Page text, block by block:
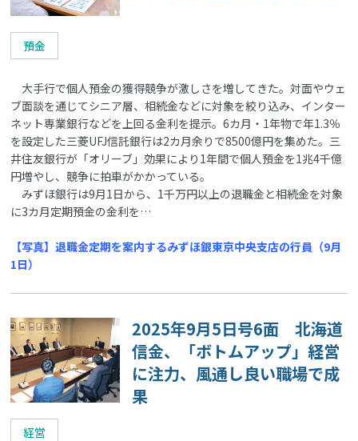
預金
大手行で個人預金の獲得競争が激しさを増してきた。対面やウェ
ブ面談を通じてシニア層、相続金などに対象を絞り込み、インター
ネット専業銀行などを上回る金利を提示。6カ月・1年物で年1.3％
を設定した三菱UFJ信託銀行は2カ月余りで8500億円を集めた。三
井住友銀行が「オリーブ」効果により1年間で個人預金を1兆4千億
円増やし、競争に拍車がかかっている。
みずほ銀行は9月1日から、1千万円以上の退職金と相続金を対象
に3カ月定期預金の金利を…
【写真】退職金定期を案内するみずほ銀東京中央支店の行員（9月
1日）
2025年9月5日号6面 北海道
信金、「ボトムアップ」経営
に注力、風通し良い職場で成
果
経営